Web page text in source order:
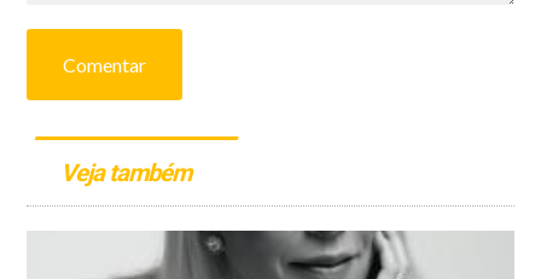
Comentar
Veja também